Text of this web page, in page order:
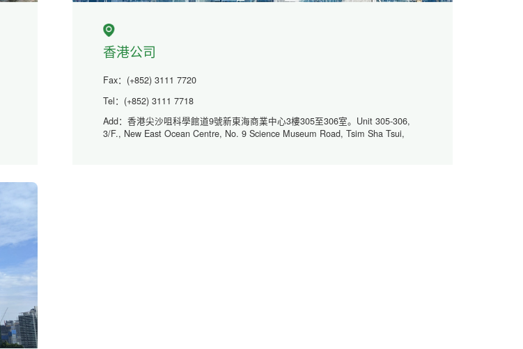
香港公司
Fax：(+852) 3111 7720
Tel：(+852) 3111 7718
Add：香港尖沙咀科學館道9號新東海商業中心3樓305至306室。Unit 305-306,
3/F., New East Ocean Centre, No. 9 Science Museum Road, Tsim Sha Tsui,